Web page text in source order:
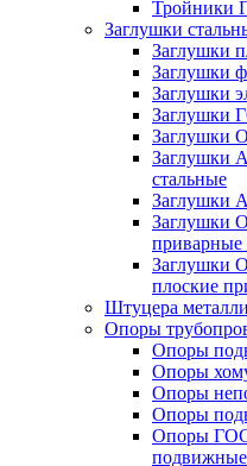
Тройники
Заглушки
Заглушки
Заглушки
Заглушки
Заглушки
Заглушки
Заглушки
стальные
Заглушки
Заглушки
приварные
Заглушки
плоские
Штуцера
Опоры
Опоры
Опоры
Опоры
Опоры
Опоры
подвижные